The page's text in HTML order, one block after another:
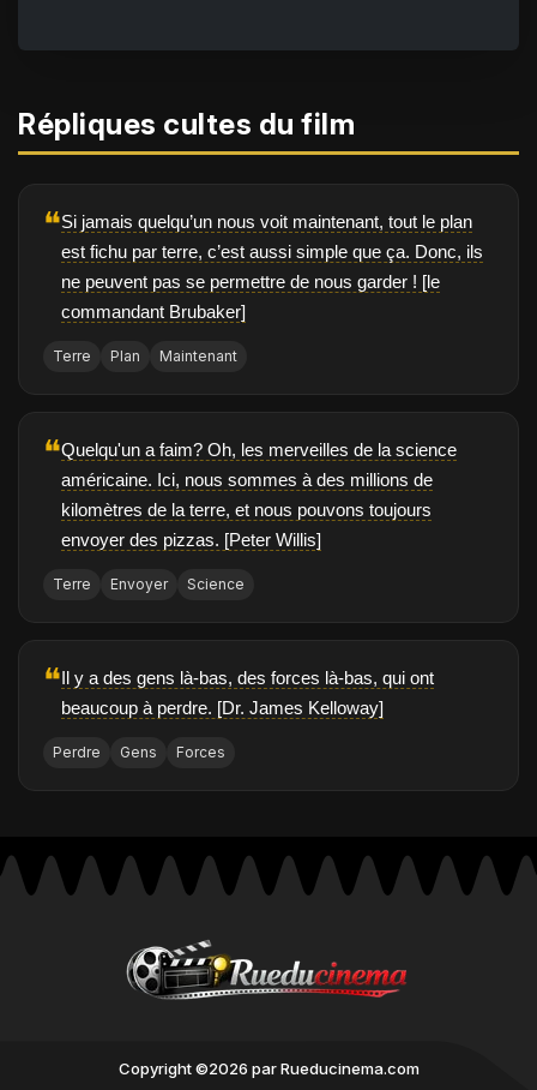
Répliques cultes du film
❝Si jamais quelqu’un nous voit maintenant, tout le plan
est fichu par terre, c’est aussi simple que ça. Donc, ils
ne peuvent pas se permettre de nous garder ! [le
commandant Brubaker]
Terre Plan Maintenant
❝Quelqu'un a faim? Oh, les merveilles de la science
américaine. Ici, nous sommes à des millions de
kilomètres de la terre, et nous pouvons toujours
envoyer des pizzas. [Peter Willis]
Terre Envoyer Science
❝Il y a des gens là-bas, des forces là-bas, qui ont
beaucoup à perdre. [Dr. James Kelloway]
Perdre Gens Forces
Copyright ©2026 par Rueducinema.com